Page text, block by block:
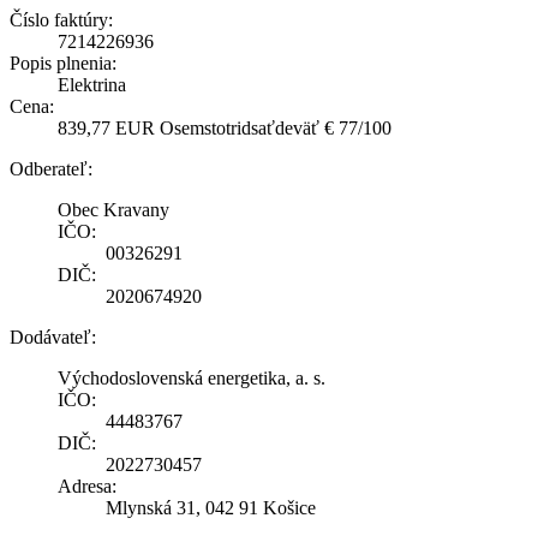
Číslo faktúry:
7214226936
Popis plnenia:
Elektrina
Cena:
839,77 EUR Osemstotridsaťdeväť € 77/100
Odberateľ:
Obec Kravany
IČO:
00326291
DIČ:
2020674920
Dodávateľ:
Východoslovenská energetika, a. s.
IČO:
44483767
DIČ:
2022730457
Adresa:
Mlynská 31, 042 91 Košice